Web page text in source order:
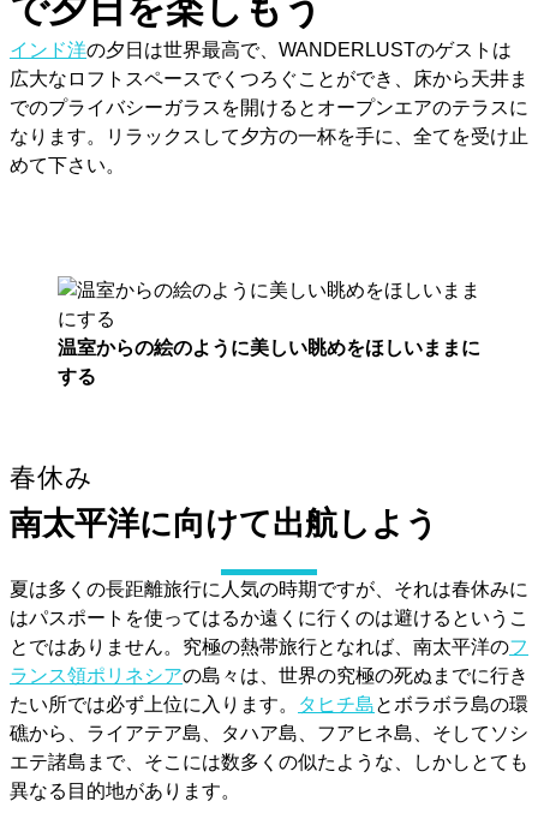
インド洋の夕日は世界最高で、WANDERLUSTのゲストは
広大なロフトスペースでくつろぐことができ、床から天井ま
でのプライバシーガラスを開けるとオープンエアのテラスに
なります。リラックスして夕方の一杯を手に、全てを受け止
めて下さい。
温室からの絵のように美しい眺めをほしいままに
する
春休み
南太平洋に向けて出航しよう
夏は多くの長距離旅行に人気の時期ですが、それは春休みに
はパスポートを使ってはるか遠くに行くのは避けるというこ
とではありません。究極の熱帯旅行となれば、南太平洋のフ
ランス領ポリネシアの島々は、世界の究極の死ぬまでに行き
たい所では必ず上位に入ります。
タヒチ島とボラボラ島の環
礁から、ライアテア島、タハア島、フアヒネ島、そしてソシ
エテ諸島まで、そこには数多くの似たような、しかしとても
異なる目的地があります。